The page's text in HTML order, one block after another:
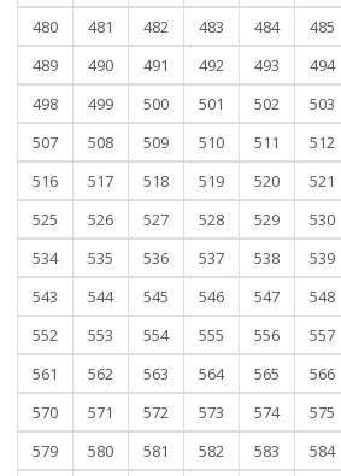
480
481 482 483 484 485
489
490 491 492 493 494
498
499 500 501 502 503
507
508 509 510 511 512
516
517 518 519 520 521
525
526 527 528 529 530
534
535 536 537 538 539
543
544 545 546 547 548
552
553 554 555 556 557
561
562 563 564 565 566
570
571 572 573 574 575
579
580 581 582 583 584